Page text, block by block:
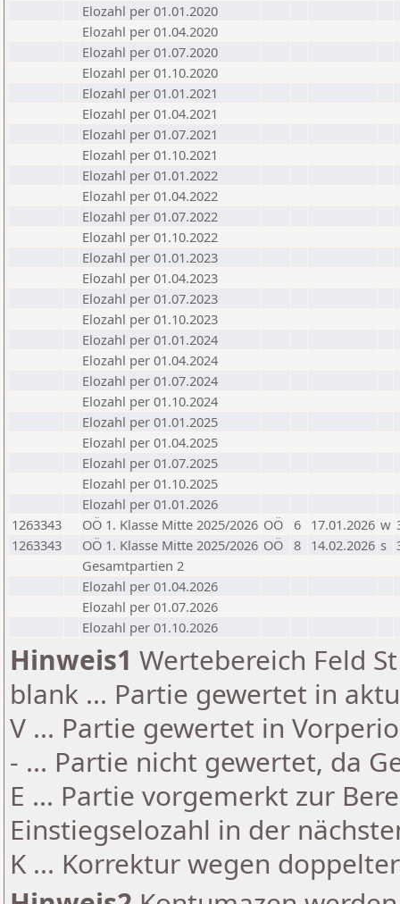
Elozahl per 01.01.2020
Elozahl per 01.04.2020
Elozahl per 01.07.2020
Elozahl per 01.10.2020
Elozahl per 01.01.2021
Elozahl per 01.04.2021
Elozahl per 01.07.2021
Elozahl per 01.10.2021
Elozahl per 01.01.2022
Elozahl per 01.04.2022
Elozahl per 01.07.2022
Elozahl per 01.10.2022
Elozahl per 01.01.2023
Elozahl per 01.04.2023
Elozahl per 01.07.2023
Elozahl per 01.10.2023
Elozahl per 01.01.2024
Elozahl per 01.04.2024
Elozahl per 01.07.2024
Elozahl per 01.10.2024
Elozahl per 01.01.2025
Elozahl per 01.04.2025
Elozahl per 01.07.2025
Elozahl per 01.10.2025
Elozahl per 01.01.2026
1263343
OÖ 1. Klasse Mitte 2025/2026 OÖ 6 17.01.2026 w
1263343
OÖ 1. Klasse Mitte 2025/2026 OÖ 8 14.02.2026 s
Gesamtpartien 2
Elozahl per 01.04.2026
Elozahl per 01.07.2026
Elozahl per 01.10.2026
Hinweis1 Wertebereich Feld
blank ... Partie gewertet in
V ... Partie gewertet in
- ... Partie nicht gewertet, da
E ... Partie vorgemerkt zur
Einstiegselozahl in der
K ... Korrektur wegen